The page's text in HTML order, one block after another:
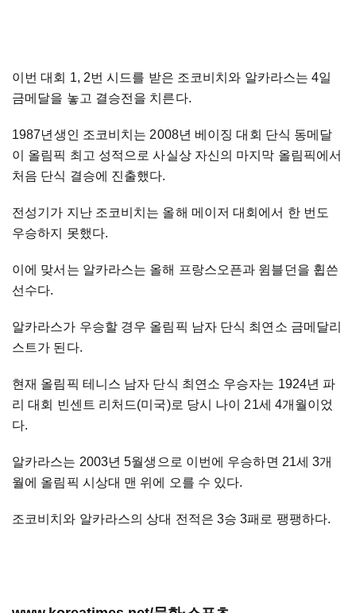
이번 대회 1, 2번 시드를 받은 조코비치와 알카라스는 4일
금메달을 놓고 결승전을 치른다.
1987년생인 조코비치는 2008년 베이징 대회 단식 동메달
이 올림픽 최고 성적으로 사실상 자신의 마지막 올림픽에서
처음 단식 결승에 진출했다.
전성기가 지난 조코비치는 올해 메이저 대회에서 한 번도
우승하지 못했다.
이에 맞서는 알카라스는 올해 프랑스오픈과 윔블던을 휩쓴
선수다.
알카라스가 우승할 경우 올림픽 남자 단식 최연소 금메달리
스트가 된다.
현재 올림픽 테니스 남자 단식 최연소 우승자는 1924년 파
리 대회 빈센트 리처드(미국)로 당시 나이 21세 4개월이었
다.
알카라스는 2003년 5월생으로 이번에 우승하면 21세 3개
월에 올림픽 시상대 맨 위에 오를 수 있다.
조코비치와 알카라스의 상대 전적은 3승 3패로 팽팽하다.